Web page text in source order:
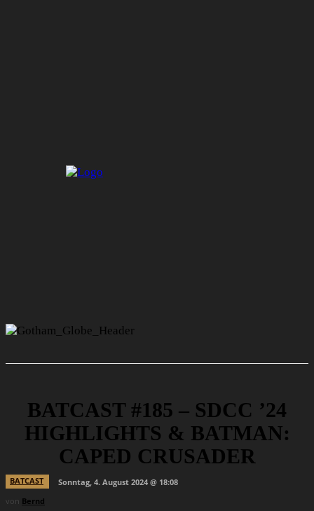
BATCAST #185 – SDCC ’24
HIGHLIGHTS & BATMAN:
CAPED CRUSADER
BATCAST
Sonntag, 4. August 2024 @ 18:08
von Bernd